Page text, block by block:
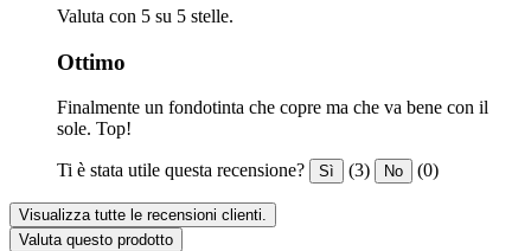
Valuta con 5 su 5 stelle.
Ottimo
Finalmente un fondotinta che copre ma che va bene con il
sole. Top!
Ti è stata utile questa recensione? Sì (3) No (0)
Visualizza tutte le recensioni clienti.
Valuta questo prodotto